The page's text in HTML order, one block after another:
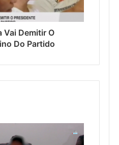
Vai Demitir O
Do Partido